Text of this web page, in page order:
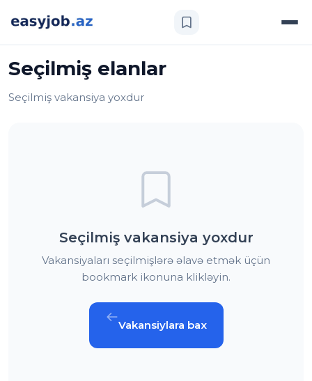
Seçilmiş elanlar
Seçilmiş vakansiya yoxdur
Seçilmiş vakansiya yoxdur
Vakansiyaları seçilmişlərə əlavə etmək üçün
bookmark ikonuna klikləyin.
Vakansiylara bax